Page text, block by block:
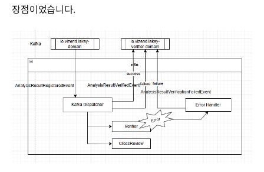
장점이었습니다.